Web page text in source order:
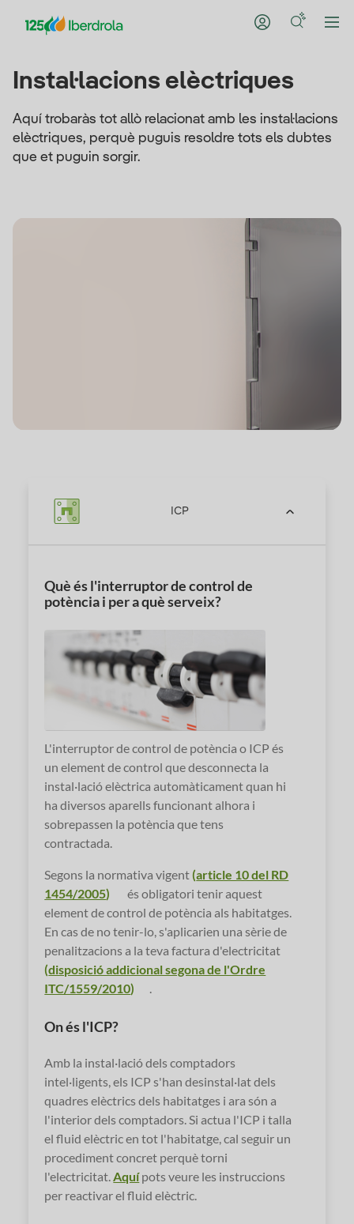
Instal·lacions elèctriques
Aquí trobaràs tot allò relacionat amb les instal·lacions
elèctriques, perquè puguis resoldre tots els dubtes
que et puguin sorgir.
ICP
Què és l'interruptor de control de
potència i per a què serveix?
L'interruptor de control de potència o ICP és
un element de control que desconnecta la
instal·lació elèctrica automàticament quan hi
ha diversos aparells funcionant alhora i
sobrepassen la potència que tens
contractada.
Segons la normativa vigent (article 10 del RD
1454/2005)
és obligatori tenir aquest
element de control de potència als habitatges.
En cas de no tenir-lo, s'aplicarien una sèrie de
penalitzacions a la teva factura d'electricitat
(disposició addicional segona de l'Ordre
ITC/1559/2010) .
On és l'ICP?
Amb la instal·lació dels comptadors
intel·ligents, els ICP s'han desinstal·lat dels
quadres elèctrics dels habitatges i ara són a
l'interior dels comptadors. Si actua l'ICP i talla
el fluid elèctric en tot l'habitatge, cal seguir un
procediment concret perquè torni
l'electricitat.Aquípots veure les instruccions
per reactivar el fluid elèctric.